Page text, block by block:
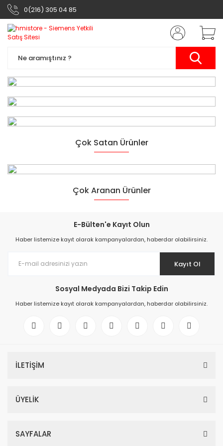
0(216) 305 04 85
Siemens Otomasyon
Ürünleri
Çok Satan Ürünler
6ES7521-1BL00-0AB0 SIMATIC S7-1500, digital input module DI 32x24
Çok Aranan Ürünler
E-Bülten'e Kayıt Olun
Haber listemize kayıt olarak kampanyalardan, haberdar olabilirsiniz.
Kayıt Ol
Sosyal Medyada Bizi Takip Edin
Haber listemize kayıt olarak kampanyalardan, haberdar olabilirsiniz.
İLETİŞİM
ÜYELİK
SAYFALAR